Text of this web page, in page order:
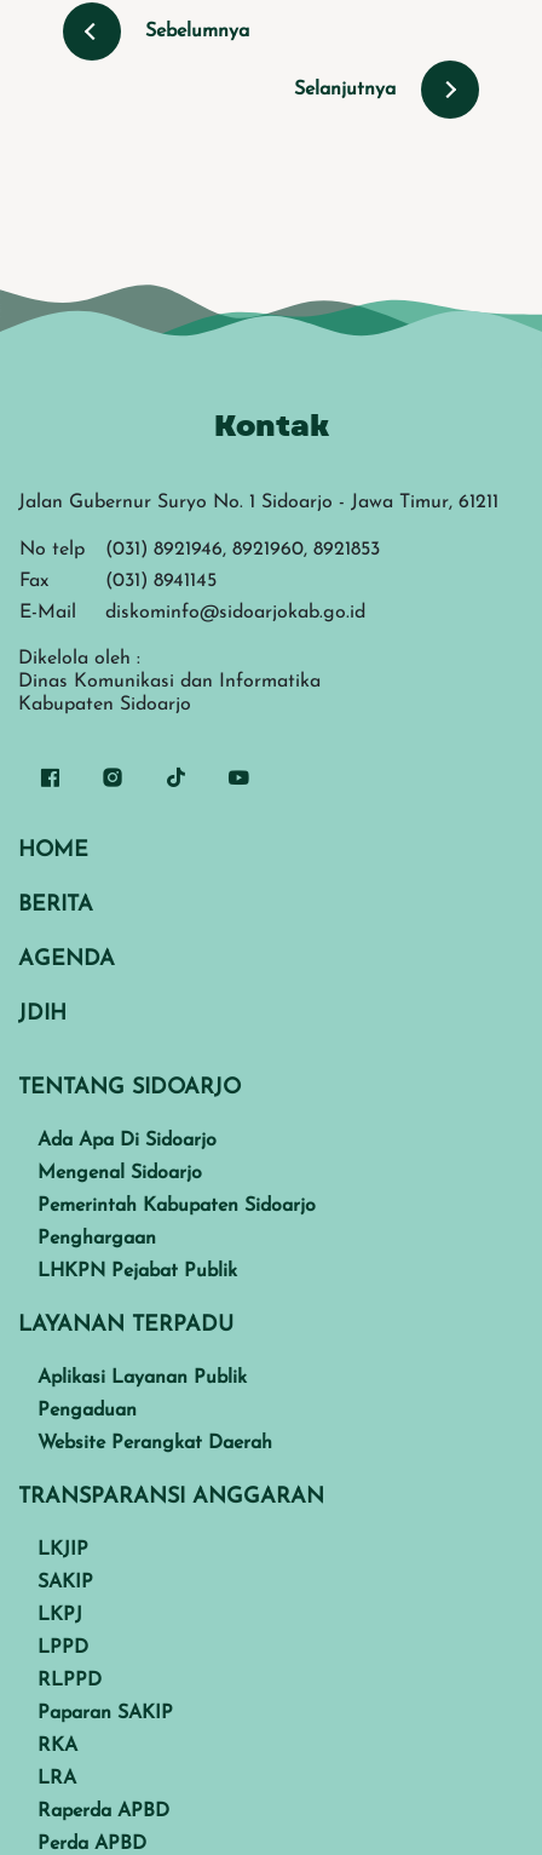
Sebelumnya
Selanjutnya
Kontak
Jalan Gubernur Suryo No. 1 Sidoarjo - Jawa Timur, 61211
No telp
(031) 8921946, 8921960, 8921853
Fax
(031) 8941145
E-Mail
diskominfo@sidoarjokab.go.id
Dikelola oleh :
Dinas Komunikasi dan Informatika
Kabupaten Sidoarjo
HOME
BERITA
AGENDA
JDIH
TENTANG SIDOARJO
Ada Apa Di Sidoarjo
Mengenal Sidoarjo
Pemerintah Kabupaten Sidoarjo
Penghargaan
LHKPN Pejabat Publik
LAYANAN TERPADU
Aplikasi Layanan Publik
Pengaduan
Website Perangkat Daerah
TRANSPARANSI ANGGARAN
LKJIP
SAKIP
LKPJ
LPPD
RLPPD
Paparan SAKIP
RKA
LRA
Raperda APBD
Perda APBD